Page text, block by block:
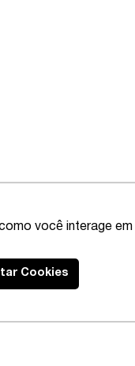
você interage
Cookies